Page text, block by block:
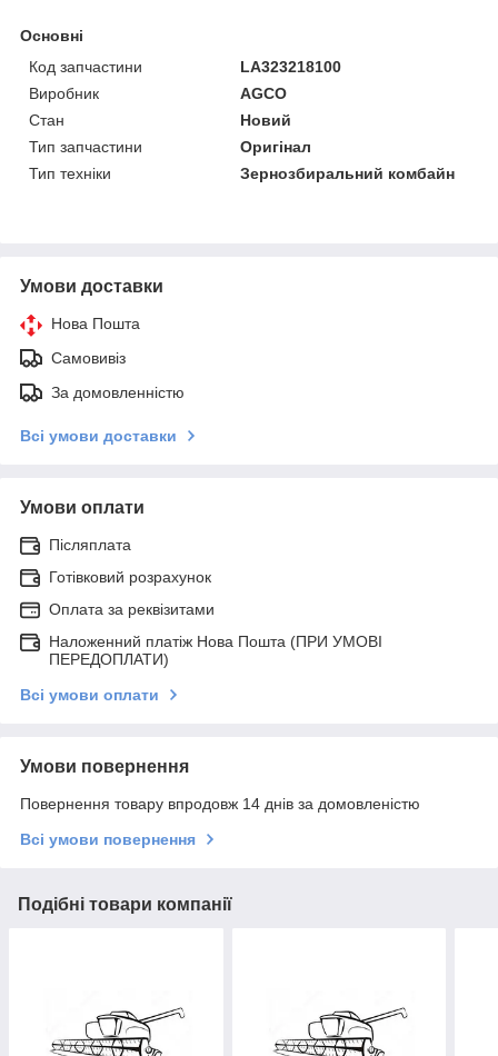
Основні
Код запчастини
LA323218100
Виробник
AGCO
Стан
Новий
Тип запчастини
Оригінал
Тип техніки
Зернозбиральний комбайн
Умови доставки
Нова Пошта
Самовивіз
За домовленністю
Всі умови доставки
Умови оплати
Післяплата
Готівковий розрахунок
Оплата за реквізитами
Наложенний платіж Нова Пошта (ПРИ УМОВІ
ПЕРЕДОПЛАТИ)
Всі умови оплати
Умови повернення
Повернення товару впродовж 14 днів за домовленістю
Всі умови повернення
Подібні товари компанії